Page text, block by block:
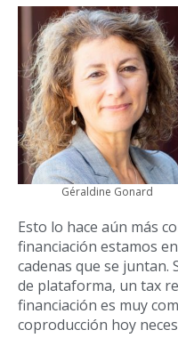
Géraldine Gonard
Esto lo hace aún más
financiación estamos
cadenas que se juntan.
de plataforma, un tax
financiación es muy
coproducción hoy